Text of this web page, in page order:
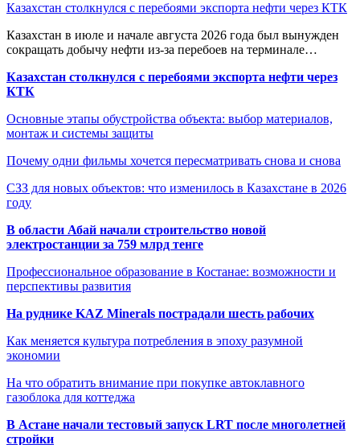
Казахстан столкнулся с перебоями экспорта нефти через КТК
Казахстан в июле и начале августа 2026 года был вынужден
сокращать добычу нефти из-за перебоев на терминале…
Казахстан столкнулся с перебоями экспорта нефти через
КТК
Основные этапы обустройства объекта: выбор материалов,
монтаж и системы защиты
Почему одни фильмы хочется пересматривать снова и снова
СЗЗ для новых объектов: что изменилось в Казахстане в 2026
году
В области Абай начали строительство новой
электростанции за 759 млрд тенге
Профессиональное образование в Костанае: возможности и
перспективы развития
На руднике KAZ Minerals пострадали шесть рабочих
Как меняется культура потребления в эпоху разумной
экономии
На что обратить внимание при покупке автоклавного
газоблока для коттеджа
В Астане начали тестовый запуск LRT после многолетней
стройки